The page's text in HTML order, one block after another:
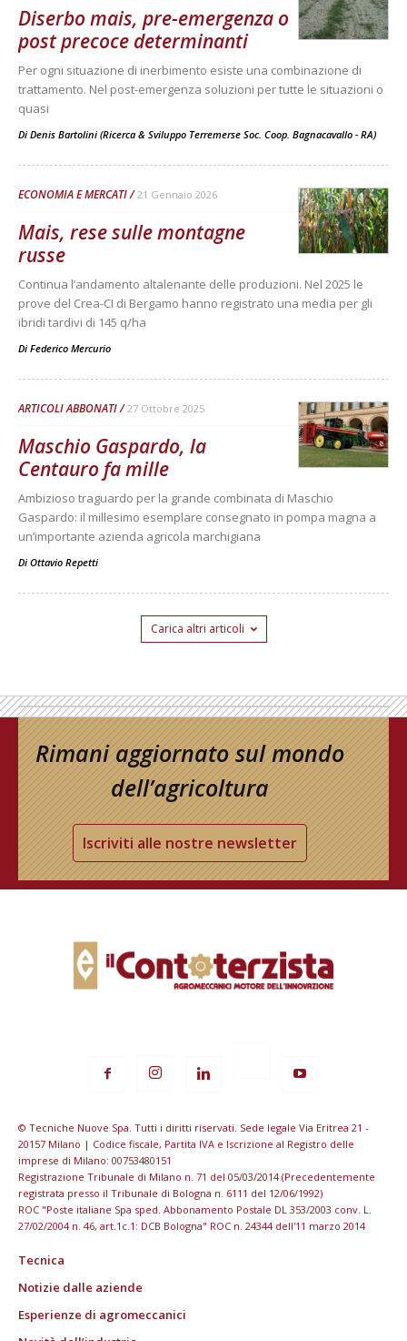
Diserbo mais, pre-emergenza o
post precoce determinanti
Per ogni situazione di inerbimento esiste una combinazione di
trattamento. Nel post-emergenza soluzioni per tutte le situazioni o
quasi
Di Denis Bartolini (Ricerca & Sviluppo Terremerse Soc. Coop. Bagnacavallo - RA)
ECONOMIA E MERCATI 21 Gennaio 2026
Mais, rese sulle montagne
russe
Continua l’andamento altalenante delle produzioni. Nel 2025 le
prove del Crea-CI di Bergamo hanno registrato una media per gli
ibridi tardivi di 145 q/ha
Di Federico Mercurio
ARTICOLI ABBONATI 27 Ottobre 2025
Maschio Gaspardo, la
Centauro fa mille
Ambizioso traguardo per la grande combinata di Maschio
Gaspardo: il millesimo esemplare consegnato in pompa magna a
un’importante azienda agricola marchigiana
Di Ottavio Repetti
Carica altri articoli
Rimani aggiornato sul mondo
dell’agricoltura
Iscriviti alle nostre newsletter
© Tecniche Nuove Spa. Tutti i diritti riservati. Sede legale Via Eritrea 21 -
20157 Milano | Codice fiscale, Partita IVA e Iscrizione al Registro delle
imprese di Milano: 00753480151
Registrazione Tribunale di Milano n. 71 del 05/03/2014 (Precedentemente
registrata presso il Tribunale di Bologna n. 6111 del 12/06/1992)
ROC "Poste italiane Spa sped. Abbonamento Postale DL 353/2003 conv. L.
27/02/2004 n. 46, art.1c.1: DCB Bologna" ROC n. 24344 dell'11 marzo 2014
Tecnica
Notizie dalle aziende
Esperienze di agromeccanici